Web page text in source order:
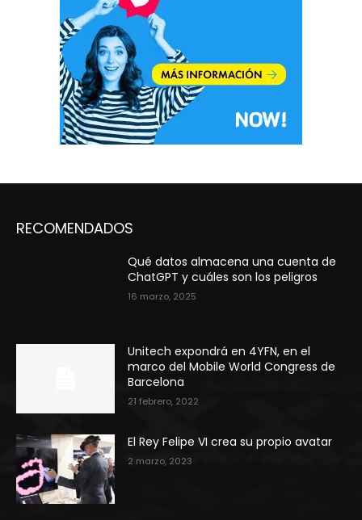
RECOMENDADOS
Qué datos almacena una cuenta de
ChatGPT y cuáles son los peligros
16 marzo, 2025
Unitech expondrá en 4YFN, en el
marco del Mobile World Congress de
Barcelona
21 febrero, 2022
El Rey Felipe VI crea su propio avatar
2 marzo, 2023